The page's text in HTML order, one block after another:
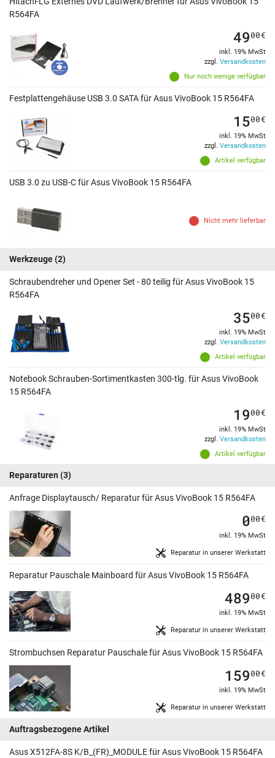
R564FA
Nur noch wenige verfügbar
4900€
inkl. 19% MwSt
zzgl. Versandkosten
Festplattengehäuse USB 3.0 SATA für Asus VivoBook 15 R564FA
Artikel verfügbar
1500€
inkl. 19% MwSt
zzgl. Versandkosten
USB 3.0 zu USB-C für Asus VivoBook 15 R564FA
Nicht mehr lieferbar
Werkzeuge(2)
Schraubendreher und Opener Set - 80 teilig für Asus VivoBook 15
R564FA
Artikel verfügbar
3500€
inkl. 19% MwSt
zzgl. Versandkosten
Notebook Schrauben-Sortimentkasten 300-tlg. für Asus VivoBook
15 R564FA
Artikel verfügbar
1900€
inkl. 19% MwSt
zzgl. Versandkosten
Reparaturen (3)
Anfrage Displaytausch/ Reparatur für Asus VivoBook 15 R564FA
Reparatur in unserer Werkstatt
000€
inkl. 19% MwSt
Reparatur Pauschale Mainboard für Asus VivoBook 15 R564FA
Reparatur in unserer Werkstatt
48900€
inkl. 19% MwSt
Strombuchsen Reparatur Pauschale für Asus VivoBook 15 R564FA
Reparatur in unserer Werkstatt
15900€
inkl. 19% MwSt
Auftragsbezogene Artikel
Asus X512FA-8S K/B_(FR)_MODULE für Asus VivoBook 15 R564FA